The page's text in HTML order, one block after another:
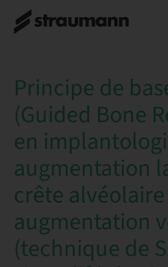
Principe de base de la
GBR (Guided Bone
augmentation latérale
de la crête alvéolaire et
augmentation verticale
(technique de Summers
et sinus-lift) du sinus
Principe de
(Guided Bone
en
augmentation
crête
augmentation
(technique de